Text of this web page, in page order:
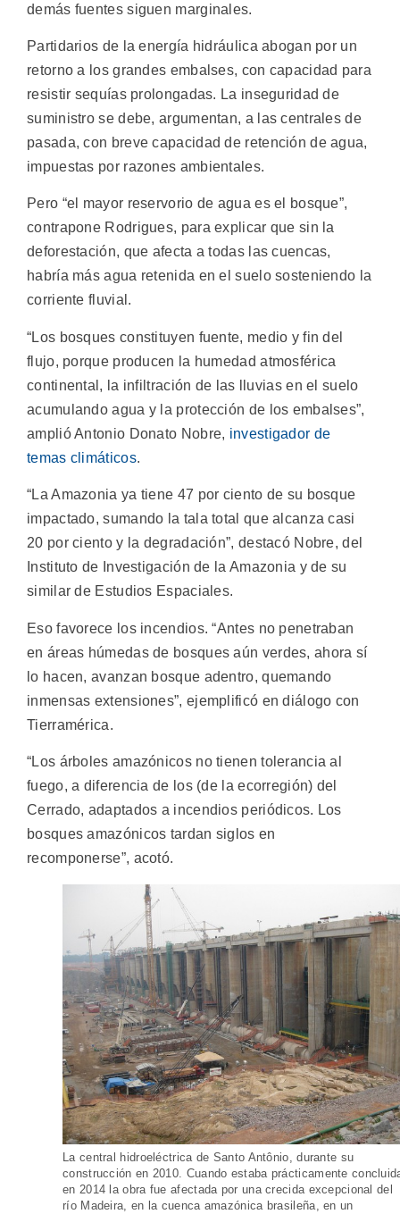
demás fuentes siguen marginales.
Partidarios de la energía hidráulica abogan por un
retorno a los grandes embalses, con capacidad para
resistir sequías prolongadas. La inseguridad de
suministro se debe, argumentan, a las centrales de
pasada, con breve capacidad de retención de agua,
impuestas por razones ambientales.
Pero “el mayor reservorio de agua es el bosque”,
contrapone Rodrigues, para explicar que sin la
deforestación, que afecta a todas las cuencas,
habría más agua retenida en el suelo sosteniendo la
corriente fluvial.
“Los bosques constituyen fuente, medio y fin del
flujo, porque producen la humedad atmosférica
continental, la infiltración de las lluvias en el suelo
acumulando agua y la protección de los embalses”,
amplió Antonio Donato Nobre, investigador de
temas climáticos.
“La Amazonia ya tiene 47 por ciento de su bosque
impactado, sumando la tala total que alcanza casi
20 por ciento y la degradación”, destacó Nobre, del
Instituto de Investigación de la Amazonia y de su
similar de Estudios Espaciales.
Eso favorece los incendios. “Antes no penetraban
en áreas húmedas de bosques aún verdes, ahora sí
lo hacen, avanzan bosque adentro, quemando
inmensas extensiones”, ejemplificó en diálogo con
Tierramérica.
“Los árboles amazónicos no tienen tolerancia al
fuego, a diferencia de los (de la ecorregión) del
Cerrado, adaptados a incendios periódicos. Los
bosques amazónicos tardan siglos en
recomponerse”, acotó.
La central hidroeléctrica de Santo Antônio, durante su
construcción en 2010. Cuando estaba prácticamente
en 2014 la obra fue afectada por una crecida excepcional del
río Madeira, en la cuenca amazónica brasileña, en un